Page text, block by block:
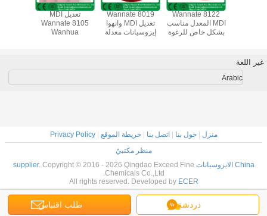
تعديل MDI
Wannate 8105
Wanhua
Wannate 8019
تعديل MDI وانهوا
إيزوسيانات معدلة
Wannate 8122
MDI المعدل مناسب
بشكل خاص للرغوة
دردشة طلب اقتباس
غير اللغة
Arabic
منزل |حول بنا |اتصل بنا |خريطة الموقع |
Privacy Policy
منظر مكتبيّ
China الايزوسيانات supplier.
Copyright © 2016 - 2026 Qingdao Exceed Fine
Chemicals Co.,Ltd.
All rights reserved. Developed by ECER